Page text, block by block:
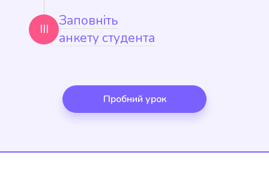
III
Заповніть
анкету студента
Пробний урок